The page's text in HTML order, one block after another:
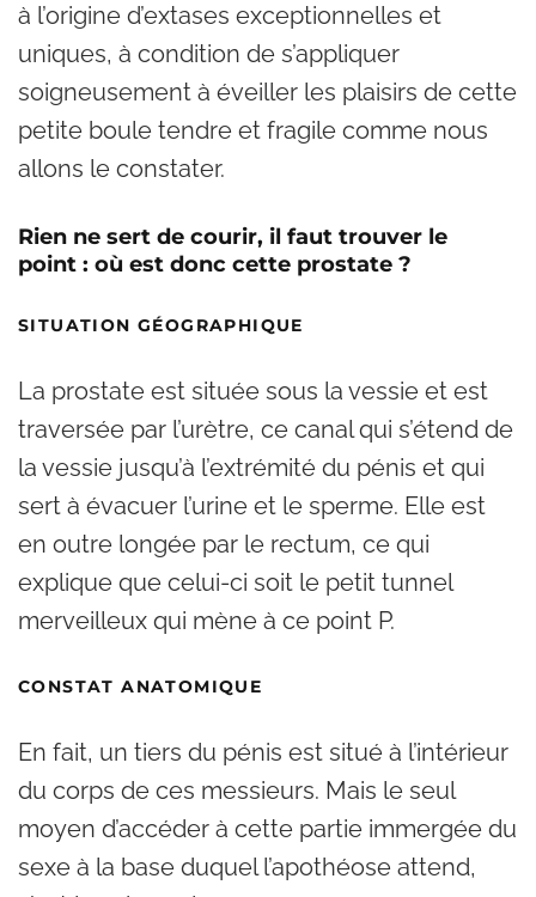
à l’origine d’extases exceptionnelles et
uniques, à condition de s’appliquer
soigneusement à éveiller les plaisirs de cette
petite boule tendre et fragile comme nous
allons le constater.
Rien ne sert de courir, il faut trouver le
point : où est donc cette prostate ?
SITUATION GÉOGRAPHIQUE
La prostate est située sous la vessie et est
traversée par l’urètre, ce canal qui s’étend de
la vessie jusqu’à l’extrémité du pénis et qui
sert à évacuer l’urine et le sperme. Elle est
en outre longée par le rectum, ce qui
explique que celui-ci soit le petit tunnel
merveilleux qui mène à ce point P.
CONSTAT ANATOMIQUE
En fait, un tiers du pénis est situé à l’intérieur
du corps de ces messieurs. Mais le seul
moyen d’accéder à cette partie immergée du
sexe à la base duquel l’apothéose attend,